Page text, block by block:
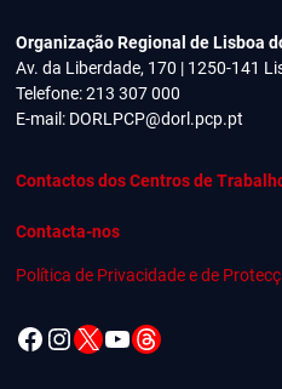
Organização Regional de Lisboa
Av. da Liberdade, 170 | 1250-141
Telefone: 213 307 000
E-mail: DORLPCP@dorl.pcp.pt
Contactos dos Centros de
Contacta-nos
Política de Privacidade e de
Facebook
Instagram
X YouTube
Threads